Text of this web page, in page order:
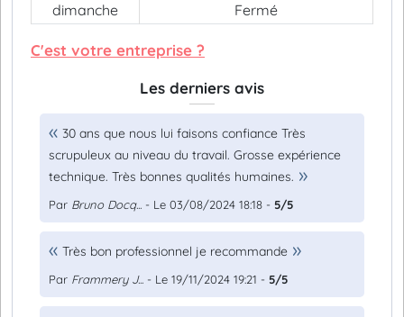
dimanche
Fermé
C'est votre entreprise ?
Les derniers avis
30 ans que nous lui faisons confiance Très
scrupuleux au niveau du travail. Grosse expérience
technique. Très bonnes qualités humaines.
Par Bruno Docq... - Le 03/08/2024 18:18 - 5/5
Très bon professionnel je recommande
Par Frammery J... - Le 19/11/2024 19:21 - 5/5